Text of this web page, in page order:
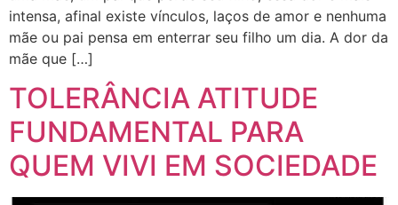
intensa, afinal existe vínculos, laços de amor e nenhuma
mãe ou pai pensa em enterrar seu filho um dia. A dor da
mãe que […]
TOLERÂNCIA ATITUDE
FUNDAMENTAL PARA
QUEM VIVI EM SOCIEDADE